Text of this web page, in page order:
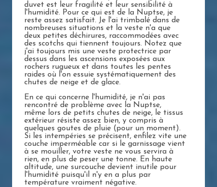
duvet est leur fragilité et leur sensibilité à
l'humidité. Pour ce qui est de la Nuptse, je
reste assez satisfait. Je l'ai trimbalé dans de
nombreuses situations et la veste n'a que
deux petites déchirures, raccommodées avec
des scotchs qui tiennent toujours. Notez que
j'ai toujours mis une veste protectrice par
dessus dans les ascensions exposées aux
rochers rugueux et dans toutes les pentes
raides où l'on essuie systématiquement des
chutes de neige et de glace.
En ce qui concerne l'humidité, je n'ai pas
rencontré de problème avec la Nuptse,
même lors de petits chutes de neige, le tissus
extérieur résiste assez bien, y compris à
quelques goutes de pluie (pour un moment).
Si les intempéries se précisent, enfilez vite une
couche imperméable car si le garnissage vient
à se mouiller, votre veste ne vous servira à
rien, en plus de peser une tonne. En haute
altitude, une surcouche devient inutile pour
l'humidité puisqu'il n'y en a plus par
température vraiment négative.